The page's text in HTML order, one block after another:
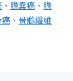
、 膽囊癌 、 膽
癌 、 骨髓纖維